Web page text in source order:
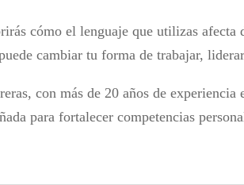
cómo el lenguaje que utilizas
cambiar tu forma de trabajar,
con más de 20 años de
para fortalecer competencias